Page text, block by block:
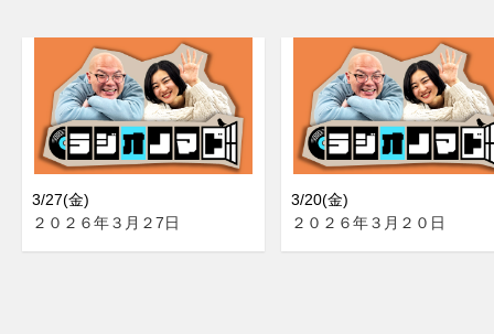
3/27(金)
２０２６年３月２7日
3/20(金)
２０２６年３月２０日